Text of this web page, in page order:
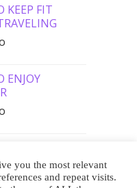
KEEP FIT
ENJOY
you the most relevant
and repeat visits.